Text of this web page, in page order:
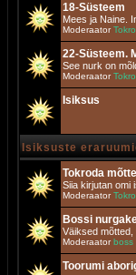
18-Süsteem
Mees ja Naine.
Moderaator
22-Süsteem.
See nurk on
Moderaator
Isiksus
Isiksuste
Tokroda
Siia kirjutan omi
Moderaator
Bossi
Väiksed mõtted,
Moderaatorboss
Toorumi